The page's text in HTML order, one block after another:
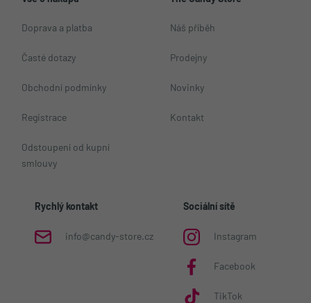
Doprava a platba
Časté dotazy
Obchodní podmínky
Registrace
Odstoupení od kupní
smlouvy
Náš příběh
Prodejny
Novinky
Kontakt
Rychlý kontakt
info@candy-store.cz
Sociální sítě
Instagram
Facebook
TikTok